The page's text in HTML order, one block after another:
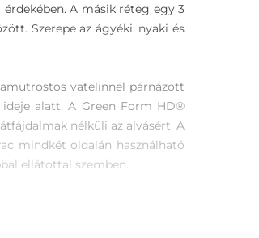
A másik réteg egy 3
Szerepe az ágyéki, nyaki és
vatelinnel párnázott
alatt. A Green Form HD®
nélküli az alvásért. A
mindkét oldalán használható
ellátottal szemben.